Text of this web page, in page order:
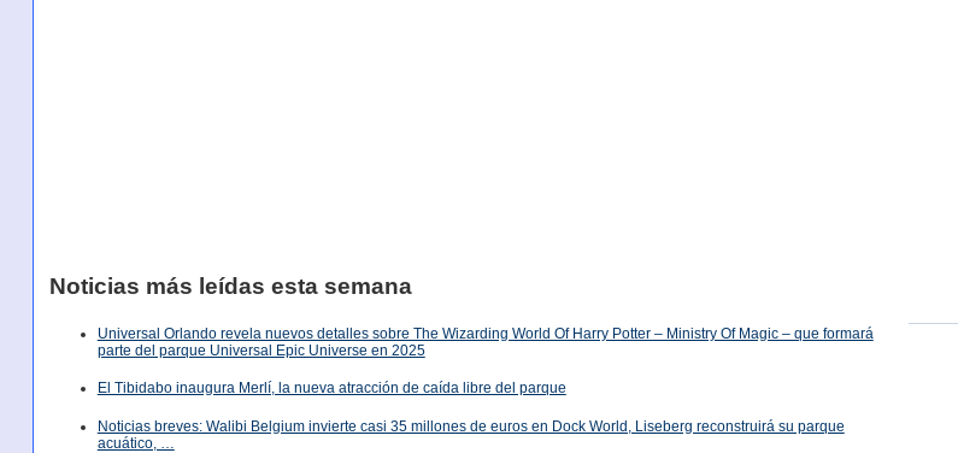
Noticias más leídas esta semana
Universal Orlando revela nuevos detalles sobre The Wizarding World Of Harry Potter – Ministry Of Magic – que formará
parte del parque Universal Epic Universe en 2025
El Tibidabo inaugura Merlí, la nueva atracción de caída libre del parque
Noticias breves: Walibi Belgium invierte casi 35 millones de euros en Dock World, Liseberg reconstruirá su parque
acuático, …